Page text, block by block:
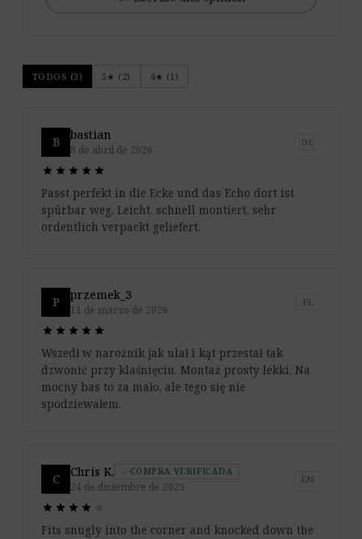
TODOS (3) 5★ (2) 4★ (1)
B bastian
8 de abril de 2026
DE
star star star star star
star star star star star
Passt perfekt in die Ecke und das Echo dort ist
spürbar weg. Leicht, schnell montiert, sehr
ordentlich verpackt geliefert.
P przemek_3
11 de marzo de 2026
PL
star star star star star
star star star star star
Wszedł w narożnik jak ulał i kąt przestał tak
dzwonić przy klaśnięciu. Montaż prosty lekki. Na
mocny bas to za mało, ale tego się nie
spodziewałem.
C Chris K. check COMPRA VERIFICADA
24 de diciembre de 2025
EN
star star star star
star star star star
Fits snugly into the corner and knocked down the